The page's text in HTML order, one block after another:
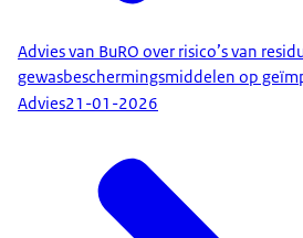
Advies van BuRO over risico’s van
gewasbeschermingsmiddelen op
Advies21-01-2026